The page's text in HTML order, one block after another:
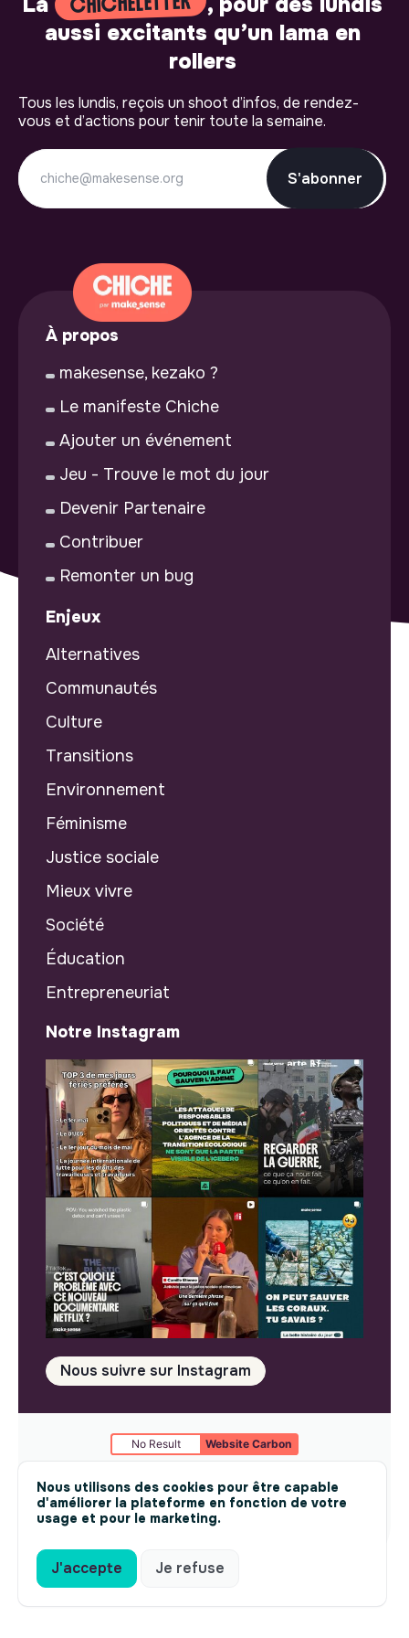
aussi excitants qu’un lama en
rollers
Tous les lundis, reçois un shoot d’infos, de rendez-
vous et d’actions pour tenir toute la semaine.
S'abonner
Nous utilisons des cookies pour être capable
d'améliorer la plateforme en fonction de votre
usage et pour le marketing.
J'accepte Je refuse
À propos
makesense, kezako ?
Le manifeste Chiche
Ajouter un événement
Jeu - Trouve le mot du jour
Devenir Partenaire
Contribuer
Remonter un bug
Enjeux
Alternatives
Communautés
Culture
Transitions
Environnement
Féminisme
Justice sociale
Mieux vivre
Société
Éducation
Entrepreneuriat
Notre Instagram
Nous suivre sur Instagram
No Result Website Carbon
Mentions légales© makesense 2024 -cookies